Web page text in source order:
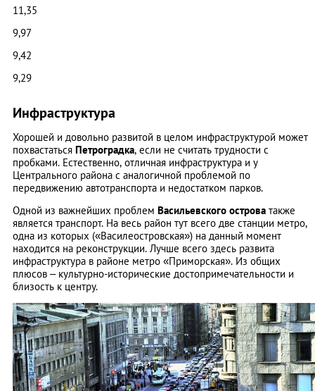
11,35
9,97
9,42
9,29
Инфраструктура
Хорошей и довольно развитой в целом инфраструктурой может
похвастаться Петроградка, если не считать трудности с
пробками. Естественно, отличная инфраструктура и у
Центрального района с аналогичной проблемой по
передвижению автотранспорта и недостатком парков.
Одной из важнейших проблем Васильевского острова также
является транспорт. На весь район тут всего две станции метро,
одна из которых («Василеостровская») на данный момент
находится на реконструкции. Лучше всего здесь развита
инфраструктура в районе метро «Приморская». Из общих
плюсов – культурно-исторические достопримечательности и
близость к центру.